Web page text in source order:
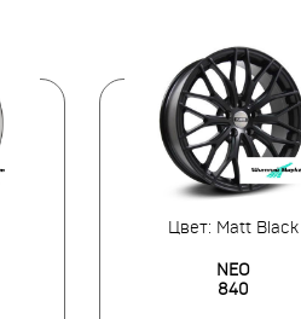
Цвет: Matt Black
NEO
840